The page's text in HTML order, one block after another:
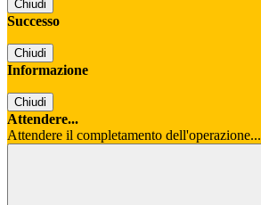
Chiudi
Successo
Chiudi
Informazione
Chiudi
Attendere...
Attendere il completamento dell'operazione...